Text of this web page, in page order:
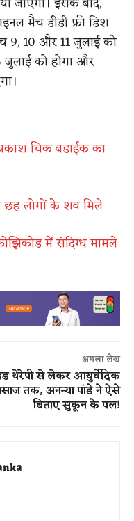
मैच डीडी फ्री डिश
9, 10 और 11 जुलाई को
को होगा और
चिक बड़ाईक का
छह लोगों के शव मिले
में संदिग्ध मामले
अगला लेख
थेरेपी से लेकर आयुर्वेदिक
तक, अनन्या पांडे ने ऐसे
बिताए सुकून के पल!